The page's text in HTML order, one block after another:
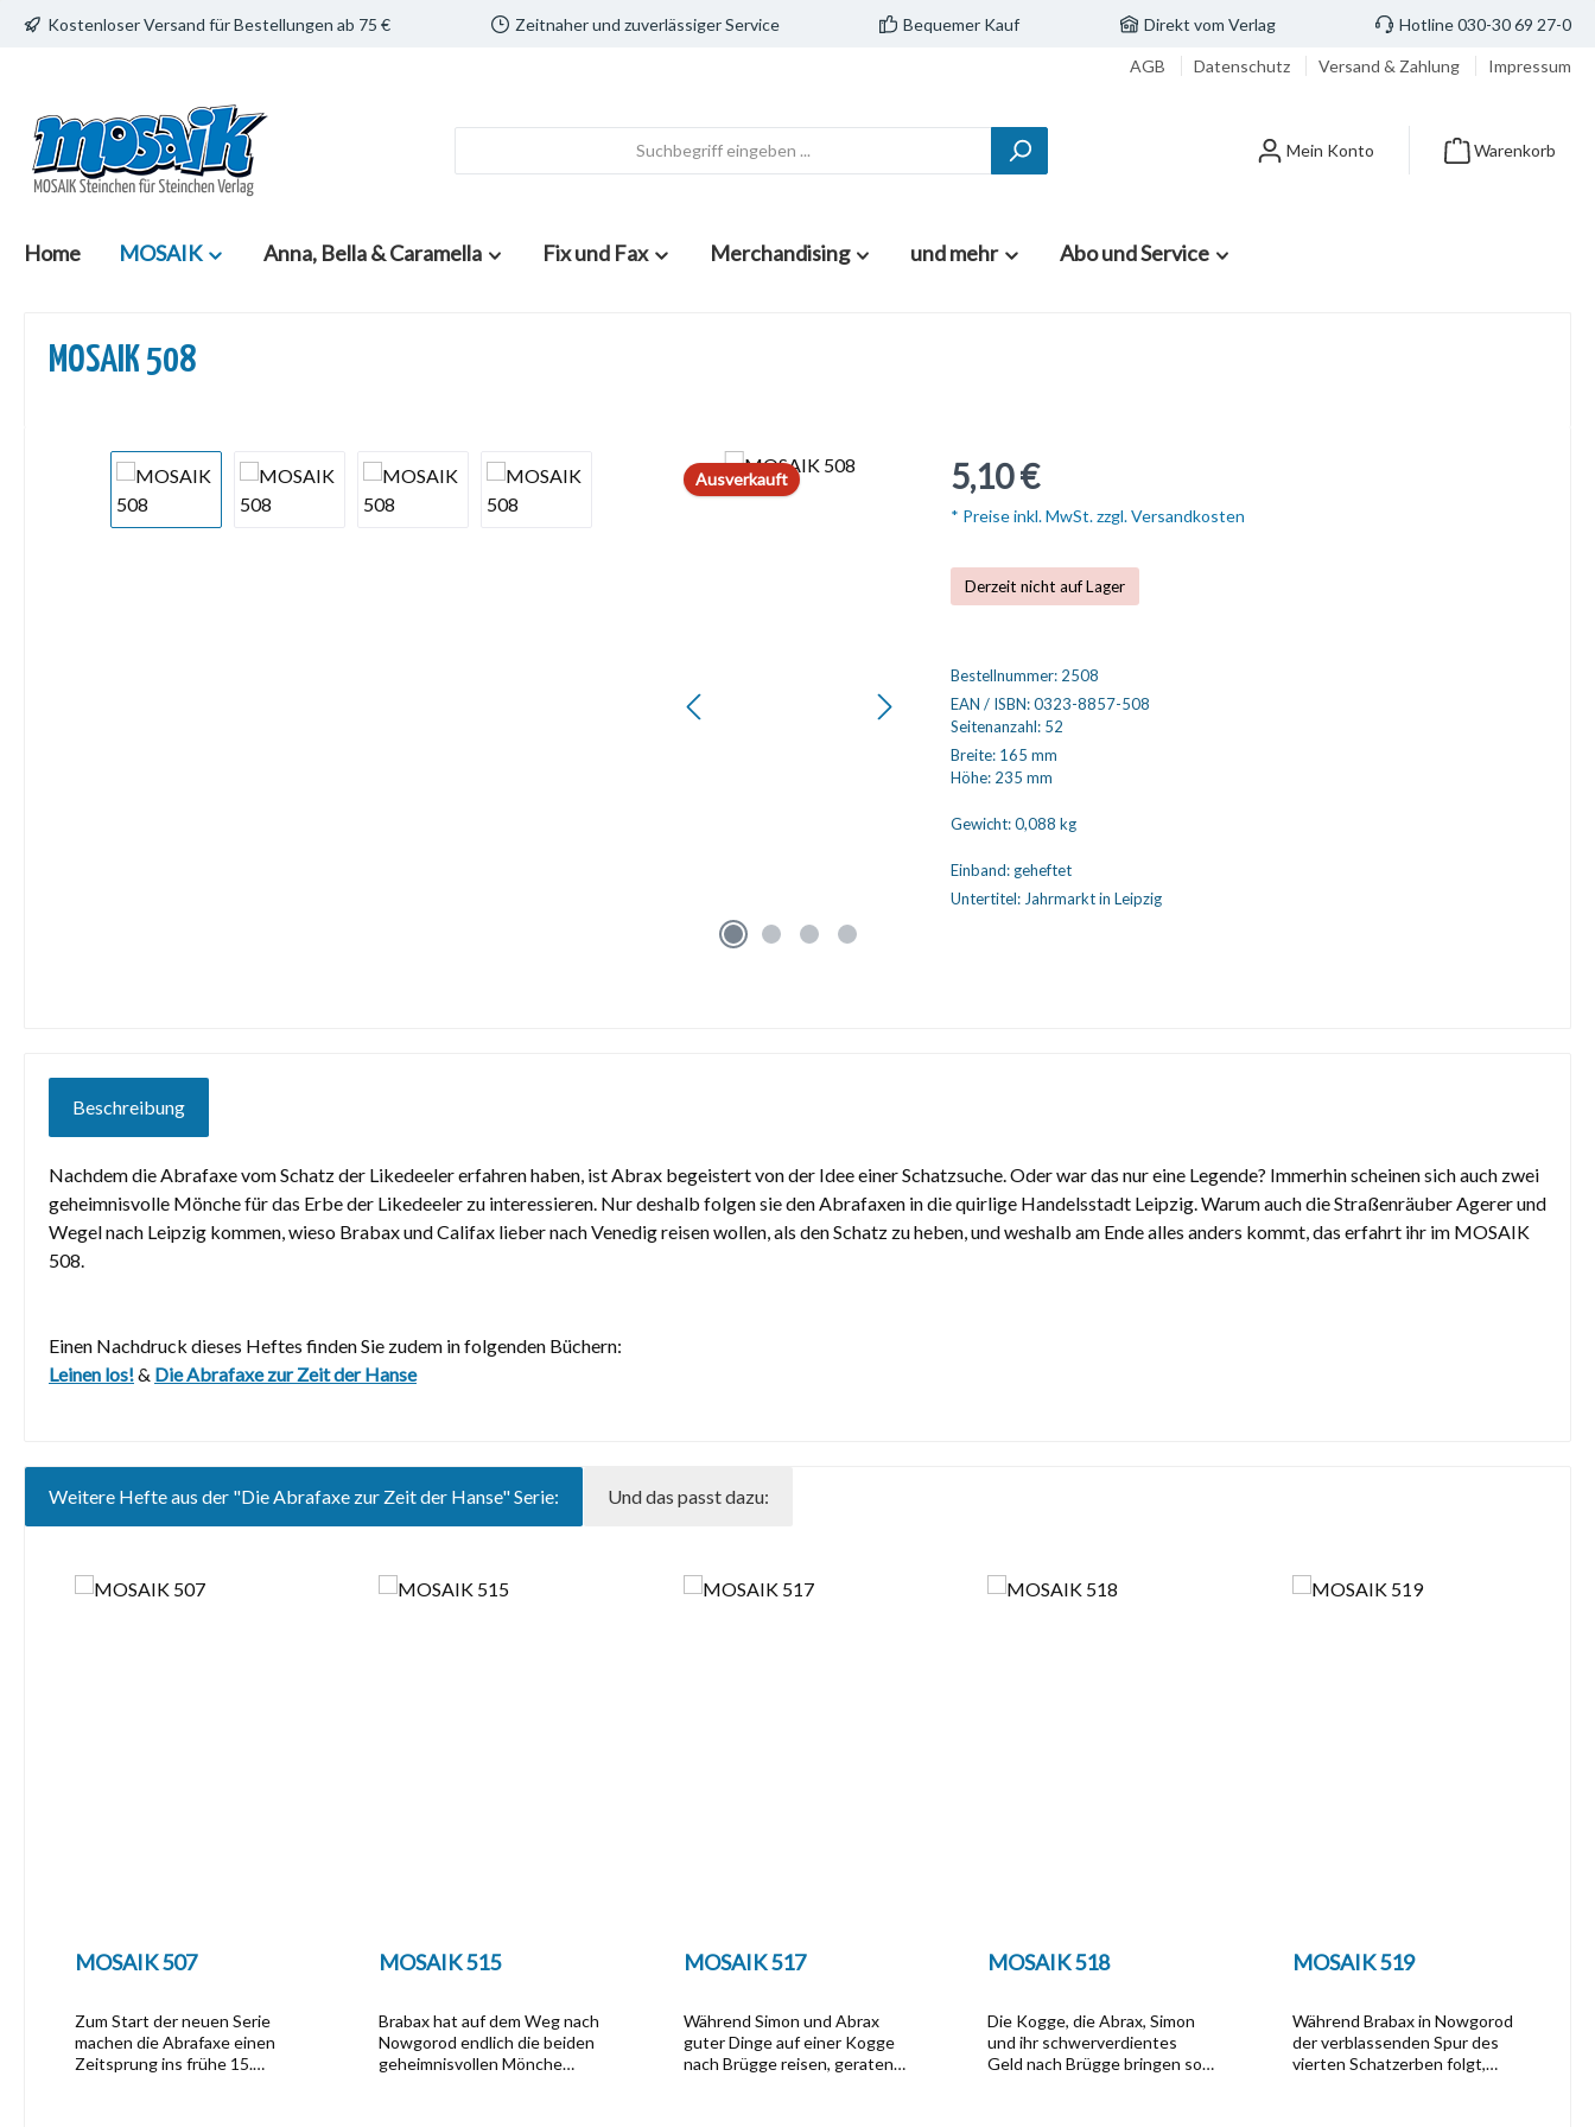
Hauptinhalt springen
Zur Suche springen
Zur Hauptnavigation springen
Kostenloser Versand für Bestellungen ab 75 € Zeitnaher und zuverlässiger Service Bequemer Kauf Direkt vom Verlag Hotline 030-30 69 27-0
AGB Datenschutz Versand & Zahlung Impressum
Mein Konto Warenkorb
Home MOSAIK Anna, Bella & Caramella Fix und Fax Merchandising und mehr Abo und Service
MOSAIK 508
Bildergalerie überspringen
Ausverkauft 5,10 €
* Preise inkl. MwSt. zzgl. Versandkosten
Derzeit nicht auf Lager
Bestellnummer: 2508
EAN / ISBN:0323-8857-508
Seitenanzahl: 52
Breite: 165 mm
Höhe: 235 mm
Gewicht:0,088 kg
Einband: geheftet
Untertitel: Jahrmarkt in Leipzig
Beschreibung
Nachdem die Abrafaxe vom Schatz der Likedeeler erfahren haben, ist Abrax begeistert von der Idee einer Schatzsuche. Oder war das nur eine Legende? Immerhin scheinen sich auch zwei
geheimnisvolle Mönche für das Erbe der Likedeeler zu interessieren. Nur deshalb folgen sie den Abrafaxen in die quirlige Handelsstadt Leipzig. Warum auch die Straßenräuber Agerer und
Wegel nach Leipzig kommen, wieso Brabax und Califax lieber nach Venedig reisen wollen, als den Schatz zu heben, und weshalb am Ende alles anders kommt, das erfahrt ihr im MOSAIK
508.
Einen Nachdruck dieses Heftes finden Sie zudem in folgenden Büchern:
Leinen los!& Die Abrafaxe zur Zeit der Hanse
Weitere Hefte aus der "Die Abrafaxe zur Zeit der Hanse" Serie: Und das passt dazu:
MOSAIK 507
Zum Start der neuen Serie
machen die Abrafaxe einen
Zeitsprung ins frühe 15.
MOSAIK 515
Brabax hat auf dem Weg nach
Nowgorod endlich die beiden
geheimnisvollen Mönche
MOSAIK 517
Während Simon und Abrax
guter Dinge auf einer Kogge
nach Brügge reisen, geraten
MOSAIK 518
Die Kogge, die Abrax, Simon
und ihr schwerverdientes
Geld nach Brügge bringen soll,
MOSAIK 519
Während Brabax in Nowgorod
der verblassenden Spur des
vierten Schatzerben folgt,